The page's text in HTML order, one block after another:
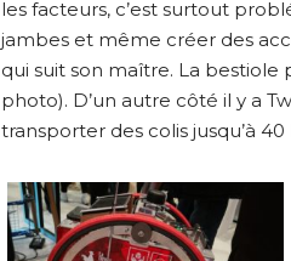
les facteurs, c’est surtout
jambes et même créer des
qui suit son maître. La bestiole
photo). D’un autre côté il y a
transporter des colis jusqu’à 40